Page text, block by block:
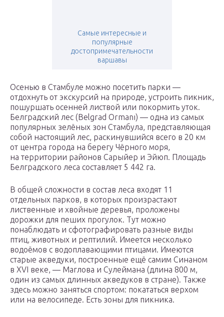
Самые интересные и
популярные
достопримечательности
варшавы
Осенью в Стамбуле можно посетить парки —
отдохнуть от экскурсий на природе, устроить пикник,
пошуршать осенней листвой или покормить уток.
Белградский лес (Belgrad Ormanı) — одна из самых
популярных зелёных зон Стамбула, представляющая
собой настоящий лес, раскинувшийся всего в 20 км
от центра города на берегу Чёрного моря,
на территории районов Сарыйер и Эйюп. Площадь
Белградского леса составляет 5 442 га.
В общей сложности в состав леса входят 11
отдельных парков, в которых произрастают
лиственные и хвойные деревья, проложены
дорожки для пеших прогулок. Тут можно
понаблюдать и сфотографировать разные виды
птиц, животных и рептилий. Имеется несколько
водоёмов с водоплавающими птицами. Имеются
старые акведуки, построенные ещё самим Синаном
в XVI веке, — Маглова и Сулеймана (длина 800 м,
один из самых длинных акведуков в стране). Также
здесь можно заняться спортом: покататься верхом
или на велосипеде. Есть зоны для пикника.